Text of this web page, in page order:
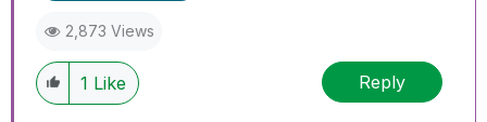
2,873 Views
1 Like Reply